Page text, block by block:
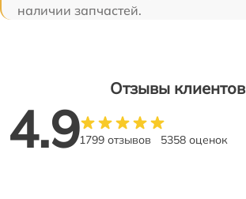
наличии запчастей.
Отзывы клиентов
4.91799 отзывов 5358 оценок